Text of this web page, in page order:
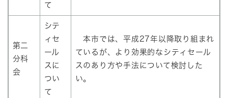
て
第二
分科
会
シテ
ィセ
ール
スに
つい
て
本市では、平成27年以降取り組まれ
ているが、より効果的なシティセール
スのあり方や手法について検討した
い。